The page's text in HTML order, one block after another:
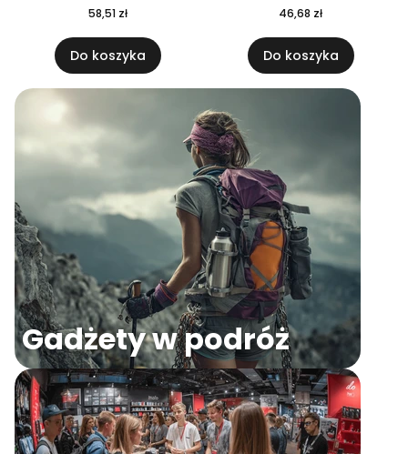
58,51 zł
Do koszyka
46,68 zł
Do koszyka
Gadżety w podróż